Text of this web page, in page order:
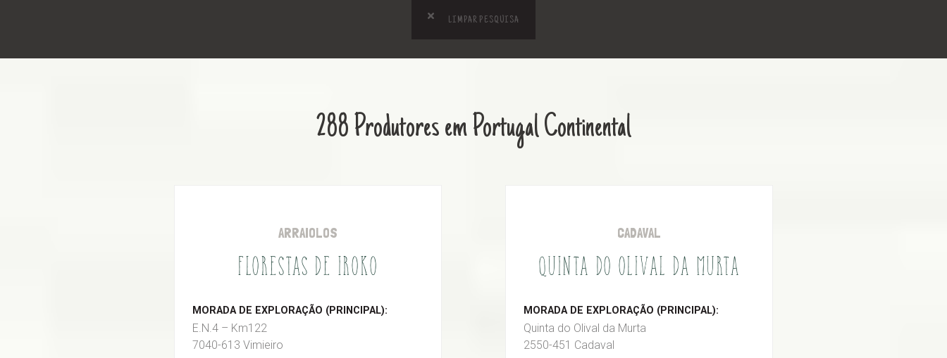
LIMPAR PESQUISA
288 Produtores em Portugal Continental
ARRAIOLOS
FLORESTAS DE IROKO
MORADA DE EXPLORAÇÃO (PRINCIPAL):
E.N.4 – Km122
7040-613 Vimieiro
CADAVAL
QUINTA DO OLIVAL DA MURTA
MORADA DE EXPLORAÇÃO (PRINCIPAL):
Quinta do Olival da Murta
2550-451 Cadaval